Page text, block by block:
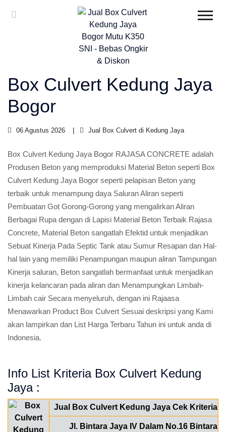
Box Culvert Kedung Jaya
Bogor
06 Agustus 2026 Jual Box Culvert di Kedung Jaya
Box Culvert Kedung Jaya Bogor RAJASA CONCRETE adalah
Produsen Beton yang memproduksi Material Beton seperti Box
Culvert Kedung Jaya Bogor seperti pelapisan Beton yang
terbaik untuk menampung daya Saluran Aliran seperti
Pembuatan Got Gorong-Gorong yang mengalirkan Aliran
Berbagai Rupa dengan di Lapisi Material Beton Terbaik Rajasa
Concrete, Material Beton sangatlah Efektid untuk menjadikan
Sebuat Kinerja Pada Septic Tank atau Sumur Resapan dan Hal-
hal lain yang memiliki Penampungan maupun aliran Tampungan
Kinerja saluran, Beton sangatlah bermanfaat untuk menjadikan
kinerja kelancaran pada aliran dan Menampungkan Limbah-
Limbah cair Secara menyeluruh, dengan ini Rajaasa
Menawarkan Product Box Culvert Sesuai deskripsi yang Kami
akan lampirkan dan List Harga Terbaru Tahun ini untuk anda di
Indonesia.
Info List Kriteria Box Culvert Kedung
Jaya :
Jual Box Culvert Kedung Jaya Cek Kriteria
Jl. Bintara Jaya IV Dalam No.16 Bintara